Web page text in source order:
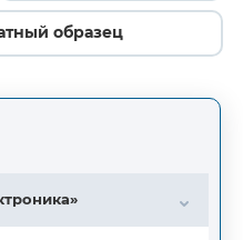
образец